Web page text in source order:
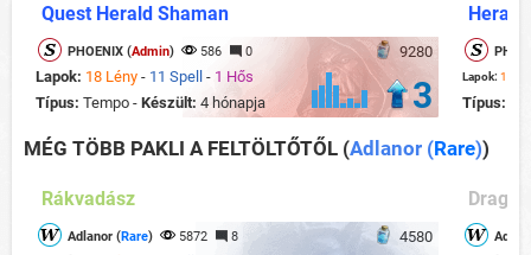
Quest Herald Shaman
9280
PHOENIX (Admin) 586 0
Lapok: 18 Lény - 11 Spell - 1 Hős
Típus: Tempo - Készült: 4 hónapja 3
Herald
Lapok: 13
Típus:
MÉG TÖBB PAKLI A FELTÖLTŐTŐL (Adlanor (Rare))
Rákvadász
4580
Adlanor (Rare) 5872 8